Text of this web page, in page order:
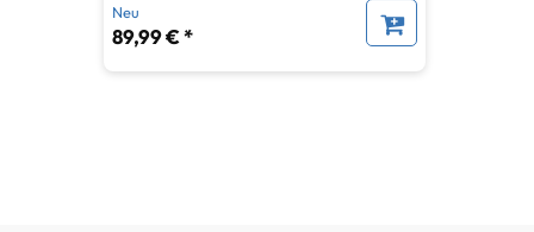
Neu
89,99 € *